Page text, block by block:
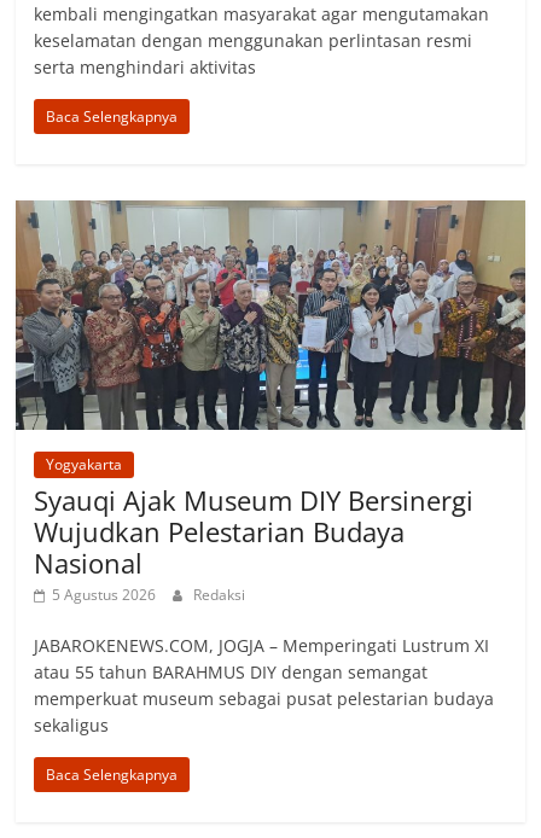
kembali mengingatkan masyarakat agar mengutamakan
keselamatan dengan menggunakan perlintasan resmi
serta menghindari aktivitas
Baca Selengkapnya
Yogyakarta
Syauqi Ajak Museum DIY Bersinergi
Wujudkan Pelestarian Budaya
Nasional
5 Agustus 2026 Redaksi
JABAROKENEWS.COM, ‎JOGJA – Memperingati Lustrum XI
atau 55 tahun BARAHMUS DIY dengan semangat
memperkuat museum sebagai pusat pelestarian budaya
sekaligus
Baca Selengkapnya